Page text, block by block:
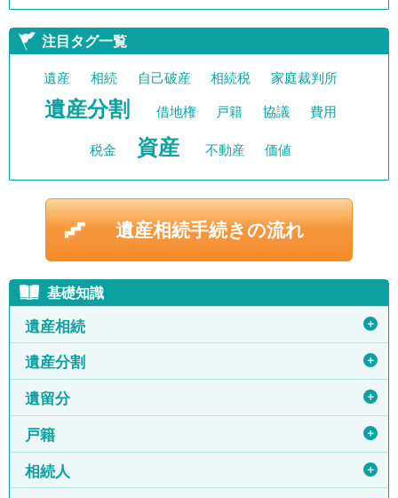
注目タグ一覧
遺産 相続 自己破産 相続税 家庭裁判所
遺産分割 借地権 戸籍 協議 費用
税金 資産 不動産 価値
遺産相続手続きの流れ
基礎知識
遺産相続 ＋
遺産分割 ＋
遺留分 ＋
戸籍 ＋
相続人 ＋